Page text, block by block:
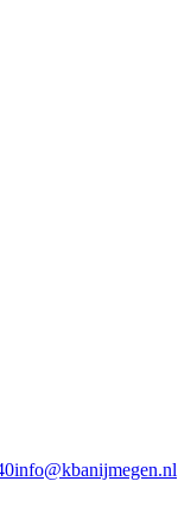
info@kbanijmegen.nl